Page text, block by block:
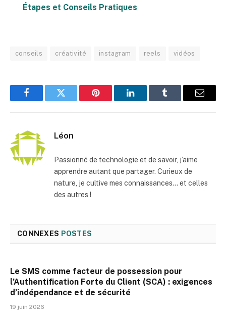
Étapes et Conseils Pratiques
conseils créativité instagram reels vidéos
FacebookTwitter Pinterest LinkedInTumblr
E-
Léon
Passionné de technologie et de savoir, j’aime
apprendre autant que partager. Curieux de
nature, je cultive mes connaissances… et celles
des autres !
CONNEXES POSTES
Le SMS comme facteur de possession pour
l’Authentification Forte du Client (SCA) : exigences
d’indépendance et de sécurité
19 juin 2026